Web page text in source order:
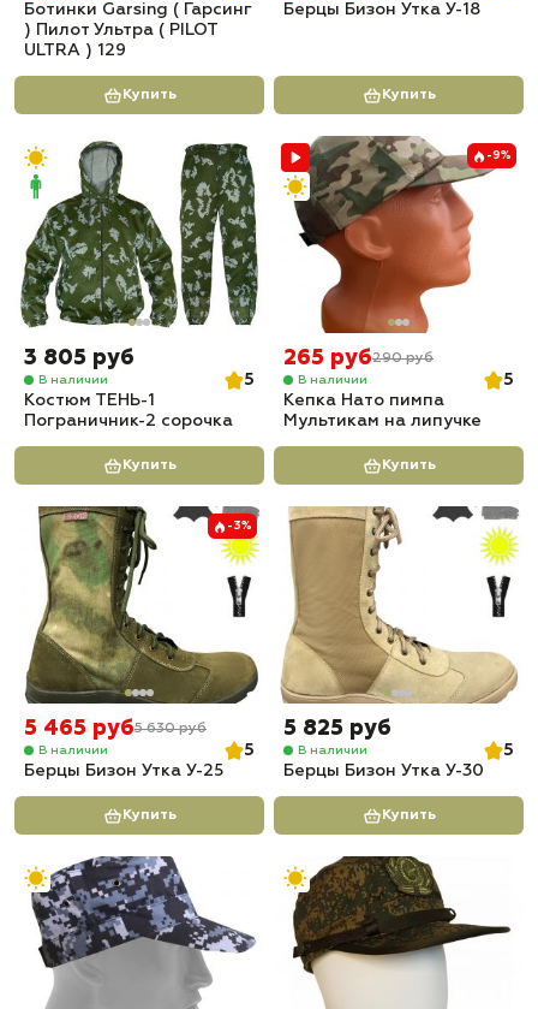
Ботинки Garsing ( Гарсинг
) Пилот Ультра ( PILOT
ULTRA ) 129
Купить
Берцы Бизон Утка У-18
Купить
3 805 руб
В наличии
5
Костюм ТЕНЬ-1
Пограничник-2 сорочка
Купить
-9%
265 руб290 руб
В наличии
5
Кепка Нато пимпа
Мультикам на липучке
Купить
-3%
5 465 руб5 630 руб
В наличии
5
Берцы Бизон Утка У-25
Купить
5 825 руб
В наличии
5
Берцы Бизон Утка У-30
Купить